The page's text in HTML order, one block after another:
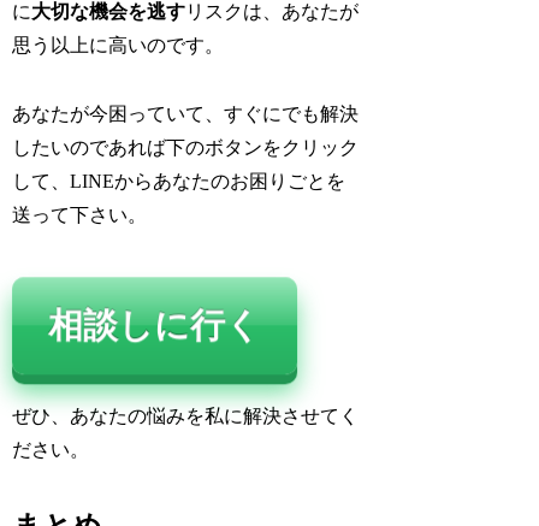
に大切な機会を逃すリスクは、あなたが
思う以上に高いのです。
あなたが今困っていて、すぐにでも解決
したいのであれば下のボタンをクリック
して、LINEからあなたのお困りごとを
送って下さい。
相談しに行く
ぜひ、あなたの悩みを私に解決させてく
ださい。